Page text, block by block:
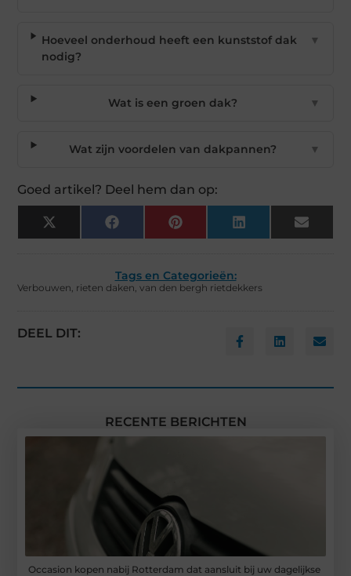
Hoeveel onderhoud heeft een kunststof dak
nodig?
▼
Wat is een groen dak? ▼
Wat zijn voordelen van dakpannen? ▼
Goed artikel? Deel hem dan op:
X
(Twitter)
Facebook Pinterest LinkedIn Email
Tags en Categorieën:
Verbouwen, rieten daken,van den bergh rietdekkers
DEEL DIT:
RECENTE BERICHTEN
Occasion kopen nabij Rotterdam dat aansluit bij uw dagelijkse